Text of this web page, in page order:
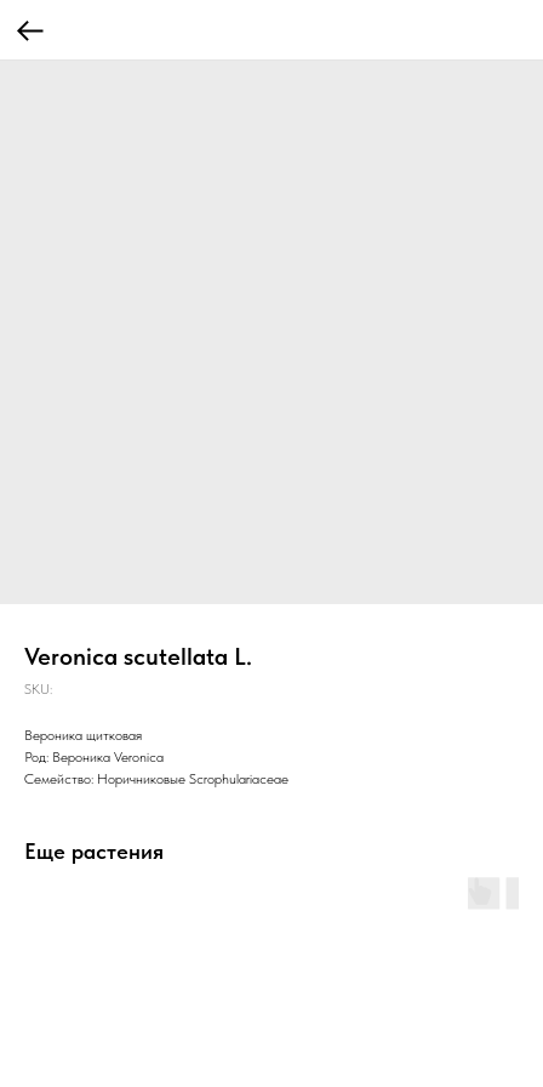
Veronica scutellata L.
SKU:
Вероника щитковая
Род: Вероника Veronica
Семейство: Норичниковые Scrophulariaceae
Еще растения